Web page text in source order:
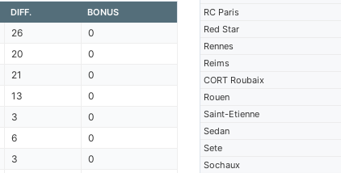
RC Paris
Red Star
Rennes
Reims
CORT Roubaix
Rouen
Saint-Etienne
Sedan
Sete
Sochaux
DIFF. BONUS
26
0
20
0
21
0
13
0
3
0
6
0
3
0